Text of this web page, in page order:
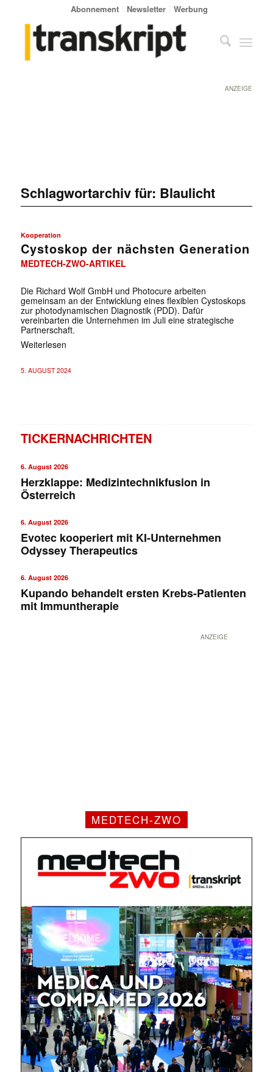
Abonnement Newsletter Werbung
ANZEIGE
Schlagwortarchiv für: Blaulicht
Kooperation
Cystoskop der nächsten Generation
MEDTECH-ZWO-ARTIKEL
Die Richard Wolf GmbH und Photocure arbeiten
gemeinsam an der Entwicklung eines flexiblen Cystoskops
zur photodynamischen Diagnostik (PDD). Dafür
vereinbarten die Unternehmen im Juli eine strategische
Partnerschaft.
Weiterlesen
5. AUGUST 2024
TICKERNACHRICHTEN
6. August 2026
Herzklappe: Medizintechnikfusion in
Österreich
6. August 2026
Evotec kooperiert mit KI-Unternehmen
Odyssey Therapeutics
6. August 2026
Kupando behandelt ersten Krebs-Patienten
mit Immuntherapie
ANZEIGE
MEDTECH-ZWO